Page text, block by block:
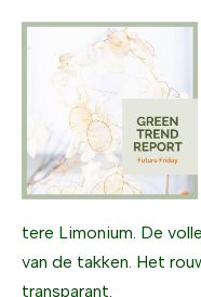
tere Limonium. De
van de takken. Het
transparant.